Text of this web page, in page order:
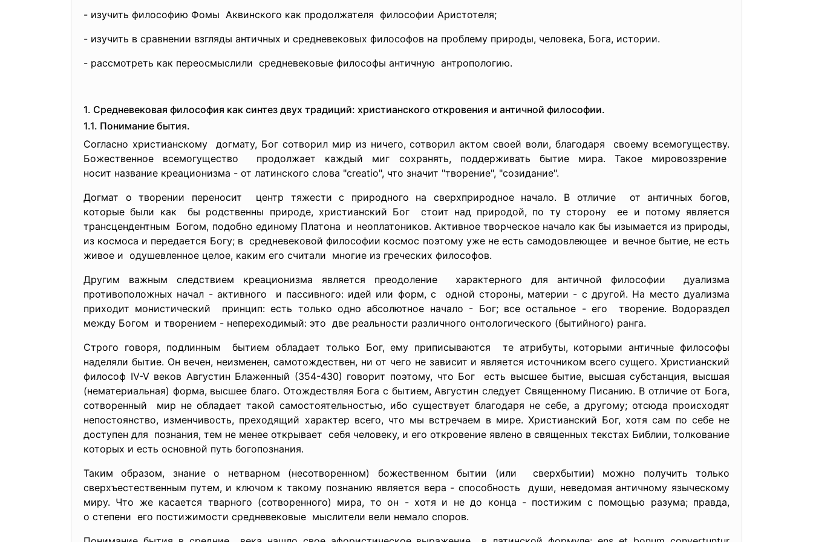
- изучить философию Фомы Аквинского как продолжателя философии Аристотеля;
- изучить в сравнении взгляды античных и средневековых философов на проблему природы, человека, Бога, истории.
- рассмотреть как переосмыслили средневековые философы античную антропологию.
1. Средневековая философия как синтез двух традиций: христианского откровения и античной философии.
1.1. Понимание бытия.
Согласно христианскому догмату, Бог сотворил мир из ничего, сотворил актом своей воли, благодаря своему всемогуществу.
Божественное всемогущество продолжает каждый миг сохранять, поддерживать бытие мира. Такое мировоззрение
носит название креационизма - от латинского слова "creatio", что значит "творение", "созидание".
Догмат о творении переносит центр тяжести с природного на сверхприродное начало. В отличие от античных богов,
которые были как бы родственны природе, христианский Бог стоит над природой, по ту сторону ее и потому является
трансцендентным Богом, подобно единому Платона и неоплатоников. Активное творческое начало как бы изымается из природы,
из космоса и передается Богу; в средневековой философии космос поэтому уже не есть самодовлеющее и вечное бытие, не есть
живое и одушевленное целое, каким его считали многие из греческих философов.
Другим важным следствием креационизма является преодоление характерного для античной философии дуализма
противоположных начал - активного и пассивного: идей или форм, с одной стороны, материи - с другой. На место дуализма
приходит монистический принцип: есть только одно абсолютное начало - Бог; все остальное - его творение. Водораздел
между Богом и творением - непереходимый: это две реальности различного онтологического (бытийного) ранга.
Строго говоря, подлинным бытием обладает только Бог, ему приписываются те атрибуты, которыми античные философы
наделяли бытие. Он вечен, неизменен, самотождествен, ни от чего не зависит и является источником всего сущего. Христианский
философ IV-V веков Августин Блаженный (354-430) говорит поэтому, что Бог есть высшее бытие, высшая субстанция, высшая
(нематериальная) форма, высшее благо. Отождествляя Бога с бытием, Августин следует Священному Писанию. В отличие от Бога,
сотворенный мир не обладает такой самостоятельностью, ибо существует благодаря не себе, а другому; отсюда происходят
непостоянство, изменчивость, преходящий характер всего, что мы встречаем в мире. Христианский Бог, хотя сам по себе не
доступен для познания, тем не менее открывает себя человеку, и его откровение явлено в священных текстах Библии, толкование
которых и есть основной путь богопознания.
Таким образом, знание о нетварном (несотворенном) божественном бытии (или сверхбытии) можно получить только
сверхъестественным путем, и ключом к такому познанию является вера - способность души, неведомая античному языческому
миру. Что же касается тварного (сотворенного) мира, то он - хотя и не до конца - постижим с помощью разума; правда,
о степени его постижимости средневековые мыслители вели немало споров.